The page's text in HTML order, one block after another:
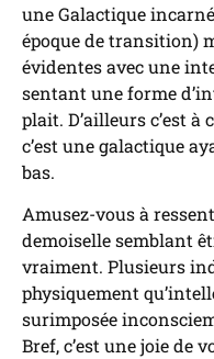
une Galactique
époque de transition)
évidentes avec une
sentant une forme
plait. D’ailleurs c’est à
c’est une galactique
bas.
Amusez-vous à
demoiselle semblant
vraiment. Plusieurs
physiquement
surimposée
Bref, c’est une joie de